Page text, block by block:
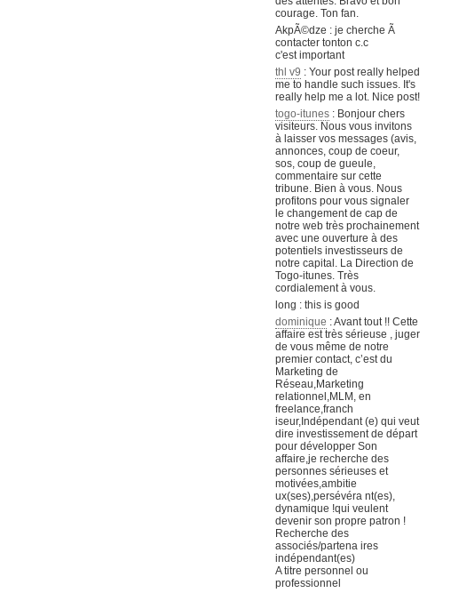
courage. Ton fan.
AkpÃ©dze : je cherche Ã
contacter tonton c.c
c'est important
thl v9 : Your post really helped
me to handle such issues. It's
really help me a lot. Nice post!
togo-itunes : Bonjour chers
visiteurs. Nous vous invitons
à laisser vos messages (avis,
annonces, coup de coeur,
sos, coup de gueule,
commentaire sur cette
tribune. Bien à vous. Nous
profitons pour vous signaler
le changement de cap de
notre web très prochainement
avec une ouverture à des
potentiels investisseurs de
notre capital. La Direction de
Togo-itunes. Très
cordialement à vous.
long : this is good
dominique : Avant tout !! Cette
affaire est très sérieuse , juger
de vous même de notre
premier contact, c’est du
Marketing de
Réseau,Marketing
relationnel,MLM, en
freelance,franch
iseur,Indépendant (e) qui veut
dire investissement de départ
pour développer Son
affaire,je recherche des
personnes sérieuses et
motivées,ambitie
ux(ses),persévéra nt(es),
dynamique !qui veulent
devenir son propre patron !
Recherche des
associés/partena ires
indépendant(es)
A titre personnel ou
professionnel